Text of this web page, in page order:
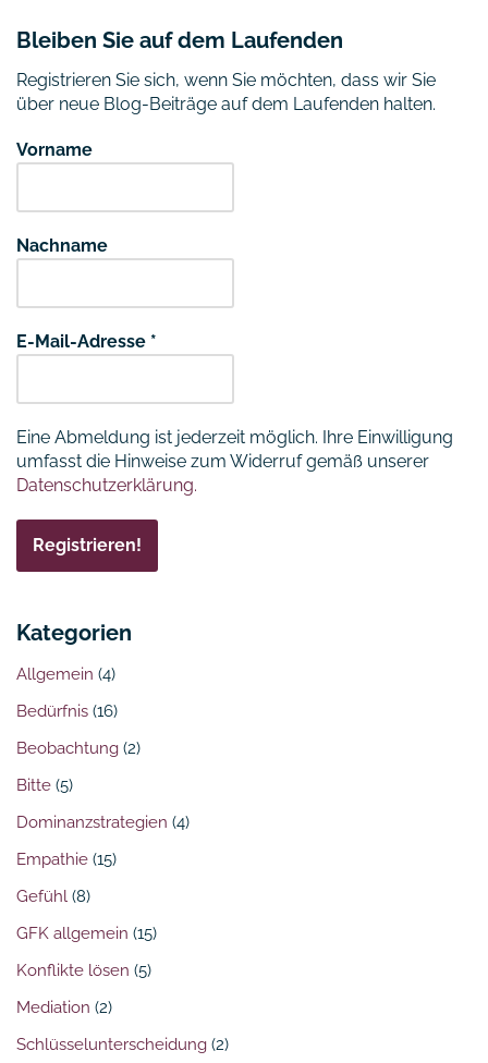
Bleiben Sie auf dem Laufenden
Registrieren Sie sich, wenn Sie möchten, dass wir Sie
über neue Blog-Beiträge auf dem Laufenden halten.
Vorname
Nachname
E-Mail-Adresse *
Eine Abmeldung ist jederzeit möglich. Ihre Einwilligung
umfasst die Hinweise zum Widerruf gemäß unserer
Datenschutzerklärung.
Kategorien
Allgemein (4)
Bedürfnis (16)
Beobachtung (2)
Bitte (5)
Dominanzstrategien (4)
Empathie (15)
Gefühl (8)
GFK allgemein (15)
Konflikte lösen (5)
Mediation (2)
Schlüsselunterscheidung (2)